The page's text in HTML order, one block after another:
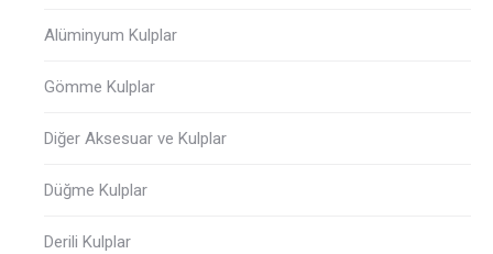
Alüminyum Kulplar
Gömme Kulplar
Diğer Aksesuar ve Kulplar
Düğme Kulplar
Derili Kulplar